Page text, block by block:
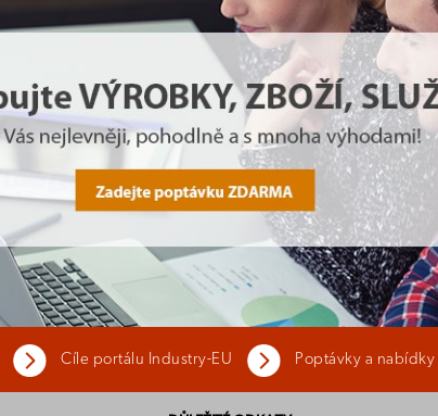
Cíle portálu Industry-EU Poptávky a